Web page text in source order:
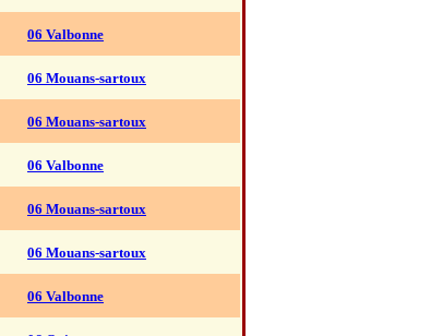
06 Valbonne
06 Mouans-sartoux
06 Mouans-sartoux
06 Valbonne
06 Mouans-sartoux
06 Mouans-sartoux
06 Valbonne